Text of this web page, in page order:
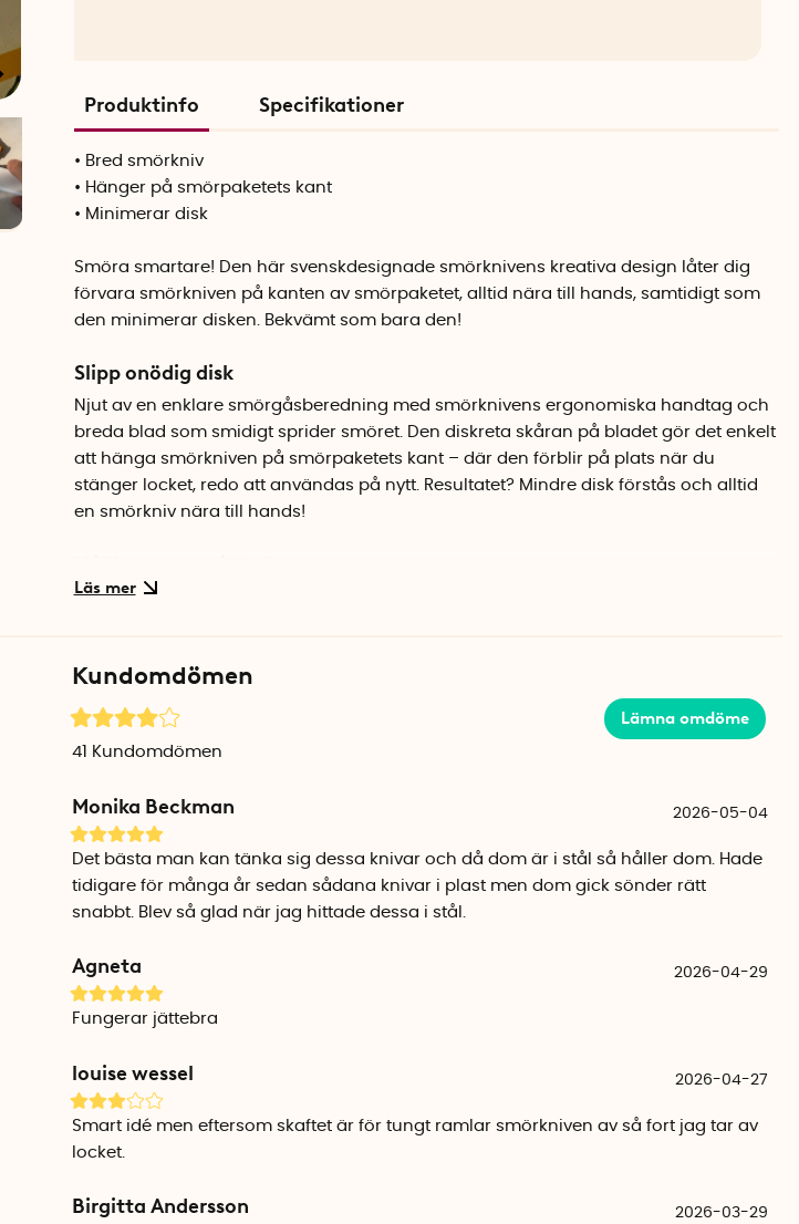
Produktinfo Specifikationer
• Bred smörkniv
• Hänger på smörpaketets kant
• Minimerar disk
Smöra smartare! Den här svenskdesignade smörknivens kreativa design låter dig
förvara smörkniven på kanten av smörpaketet, alltid nära till hands, samtidigt som
den minimerar disken. Bekvämt som bara den!
Slipp onödig disk
Njut av en enklare smörgåsberedning med smörknivens ergonomiska handtag och
breda blad som smidigt sprider smöret. Den diskreta skåran på bladet gör det enkelt
att hänga smörkniven på smörpaketets kant – där den förblir på plats när du
stänger locket, redo att användas på nytt. Resultatet? Mindre disk förstås och alltid
en smörkniv nära till hands!
Handtaget är tillverkat av livsmedelsgodkänd BPA-fri plast och bladet är av rostfritt
Material: Livsmedelsgodkänt handtag av BPA-fri plast och blad i rostfritt stål
Längd: 17,5 cm
Innovatör: Viktor Otterskog
Kundomdömen
Lämna omdöme
41 Kundomdömen
Monika Beckman 2026-05-04
Det bästa man kan tänka sig dessa knivar och då dom är i stål så håller dom. Hade
tidigare för många år sedan sådana knivar i plast men dom gick sönder rätt
snabbt. Blev så glad när jag hittade dessa i stål.
Agneta 2026-04-29
Fungerar jättebra
louise wessel 2026-04-27
Smart idé men eftersom skaftet är för tungt ramlar smörkniven av så fort jag tar av
locket.
Birgitta Andersson 2026-03-29